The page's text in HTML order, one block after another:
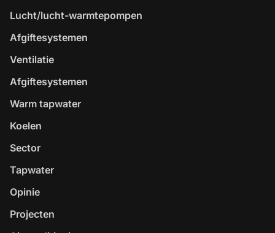
Lucht/lucht-warmtepompen
Afgiftesystemen
Ventilatie
Afgiftesystemen
Warm tapwater
Koelen
Sector
Tapwater
Opinie
Projecten